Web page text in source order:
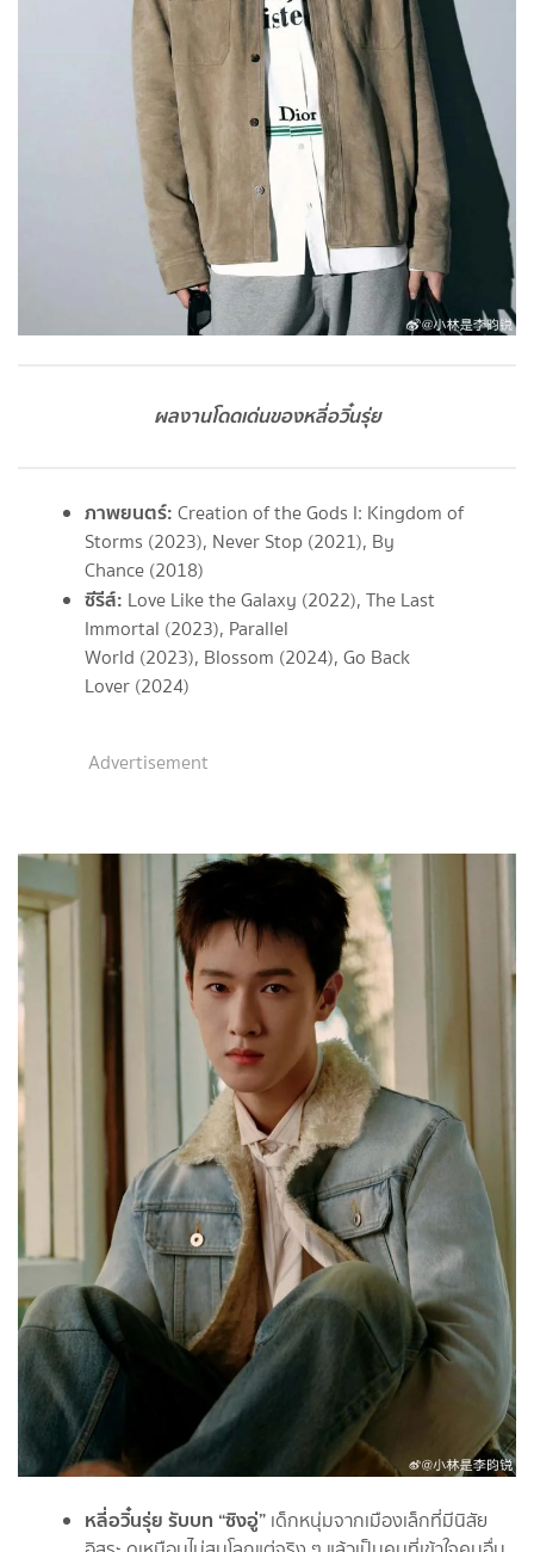
ผลงานโดดเด่นของหลี่อวิ๋นรุ่ย
ภาพยนตร์: Creation of the Gods I: Kingdom of
Storms (2023), Never Stop (2021), By
Chance (2018)
ซีรีส์: Love Like the Galaxy (2022), The Last
Immortal (2023), Parallel
World (2023), Blossom (2024), Go Back
Lover (2024)
Advertisement
หลี่อวิ๋นรุ่ย รับบท “ซิงอู่” เด็กหนุ่มจากเมืองเล็กที่มีนิสัย